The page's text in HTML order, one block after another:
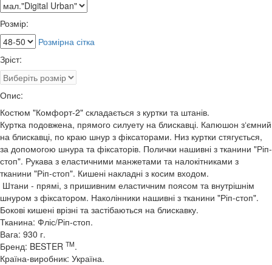
Розмір:
Розмірна сітка
Зріст:
Опис:
Костюм "Комфорт-2" складається з куртки та штанів.
Куртка подовжена, прямого силуету на блискавці. Капюшон з‘ємний
на блискавці, по краю шнур з фіксаторами. Низ куртки стягується,
за допомогою шнура та фіксаторів. Полички нашивні з тканини "Ріп-
стоп". Рукава з еластичними манжетами та налокітниками з
тканини "Ріп-стоп". Кишені накладні з косим входом.
Штани - прямі, з пришивним еластичним поясом та внутрішнім
шнуром з фіксатором. Наколінники нашивні з тканини "Ріп-стоп".
Бокові кишені врізні та застібаються на блискавку.
Тканина: Фліс/Ріп-стоп.
Вага: 930 г.
Бренд: BESTER TM.
Країна-виробник: Україна.